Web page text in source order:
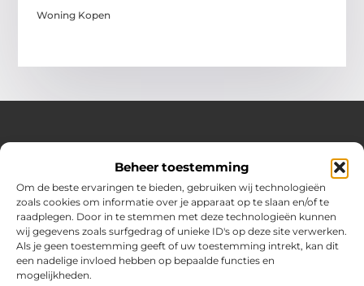
Beheer toestemming
Om de beste ervaringen te bieden, gebruiken wij technologieën
zoals cookies om informatie over je apparaat op te slaan en/of te
raadplegen. Door in te stemmen met deze technologieën kunnen
wij gegevens zoals surfgedrag of unieke ID's op deze site verwerken.
Als je geen toestemming geeft of uw toestemming intrekt, kan dit
een nadelige invloed hebben op bepaalde functies en
mogelijkheden.
Woning Kopen
Over Huizenplan
Jouw gids voor wooninspiratie en praktische tips
Ontdek een uitgebreide verzameling blogs en artikelen
boordevol handige adviezen en verrassende inzichten om
jouw woondromen te realiseren. Van interieurideeën tot
slimme bespaartips – haal het beste uit jouw huis en
leefomgeving!